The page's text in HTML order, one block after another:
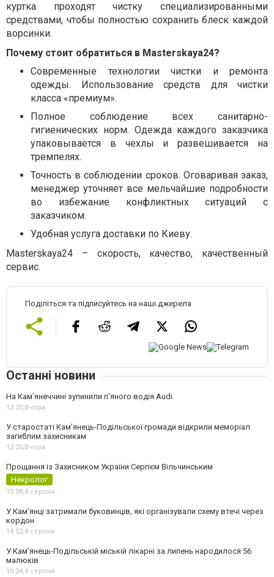
куртка проходят чистку специализированными
средствами, чтобы полностью сохранить блеск каждой
ворсинки.
Почему стоит обратиться в Masterskaya24?
Современные технологии чистки и ремонта
одежды. Использование средств для чистки
класса «премиум».
Полное соблюдение всех санитарно-
гигиенических норм. Одежда каждого заказчика
упаковывается в чехлы и развешивается на
тремпелях.
Точность в соблюдении сроков. Оговаривая заказ,
менеджер уточняет все мельчайшие подробности
во избежание конфликтных ситуаций с
заказчиком.
Удобная услуга доставки по Киеву.
Masterskaya24 – скорость, качество, качественный
сервис.
Поділіться та підписуйтесь на наші джерела
Останні новини
На Камʼянеччині зупинили п'яного водія Audi
13:20,Вчора
У старостаті Кам’янець-Подільської громади відкрили меморіал
загиблим захисникам
12:20,Вчора
Прощання із Захисником України Сергієм Вільчинським
Некролог
15:08,4 серпня
У Кам’янці затримали буковинців, які організували схему втечі через
кордон
14:52,4 серпня
У Кам’янець-Подільській міській лікарні за липень народилося 56
малюків
10:24,4 серпня